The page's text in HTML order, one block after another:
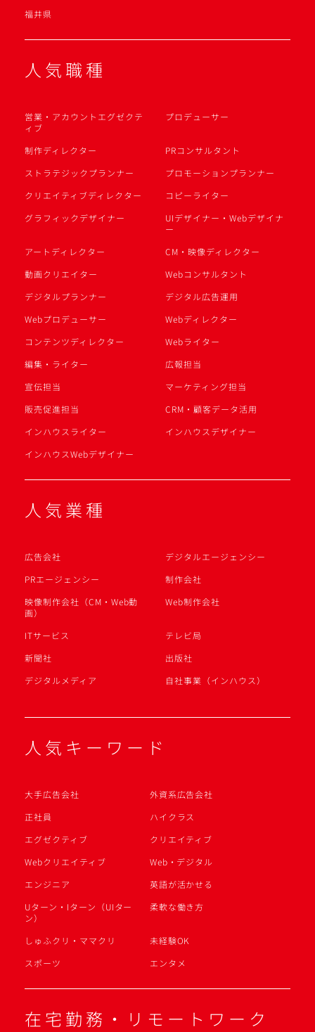
福井県
人気職種
営業・アカウントエグゼクテ
ィブ
プロデューサー
制作ディレクター
PRコンサルタント
ストラテジックプランナー
プロモーションプランナー
クリエイティブディレクター
コピーライター
グラフィックデザイナー
UIデザイナー・Webデザイナ
ー
アートディレクター
CM・映像ディレクター
動画クリエイター
Webコンサルタント
デジタルプランナー
デジタル広告運用
Webプロデューサー
Webディレクター
コンテンツディレクター
Webライター
編集・ライター
広報担当
宣伝担当
マーケティング担当
販売促進担当
CRM・顧客データ活用
インハウスライター
インハウスデザイナー
インハウスWebデザイナー
人気業種
広告会社
デジタルエージェンシー
PRエージェンシー
制作会社
映像制作会社（CM・Web動
画）
Web制作会社
ITサービス
テレビ局
新聞社
出版社
デジタルメディア
自社事業（インハウス）
人気キーワード
大手広告会社
外資系広告会社
正社員
ハイクラス
エグゼクティブ
クリエイティブ
Webクリエイティブ
Web・デジタル
エンジニア
英語が活かせる
Uターン・Iターン（UIター
ン）
柔軟な働き方
しゅふクリ・ママクリ
未経験OK
スポーツ
エンタメ
在宅勤務・リモートワーク